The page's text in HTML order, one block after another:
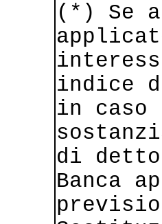
(*) Se
indice
in caso
di
Banca